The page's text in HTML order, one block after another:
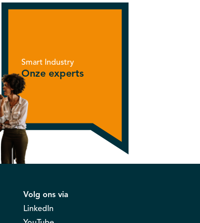
Smart Industry
Onze experts
Volg ons via
LinkedIn